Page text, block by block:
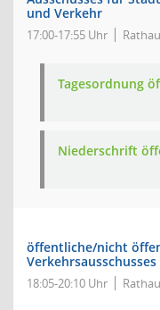
und Verkehr
17:00-17:55 Uhr
Tagesordnung
Niederschrift
öffentliche/nicht
18:05-20:10 Uhr